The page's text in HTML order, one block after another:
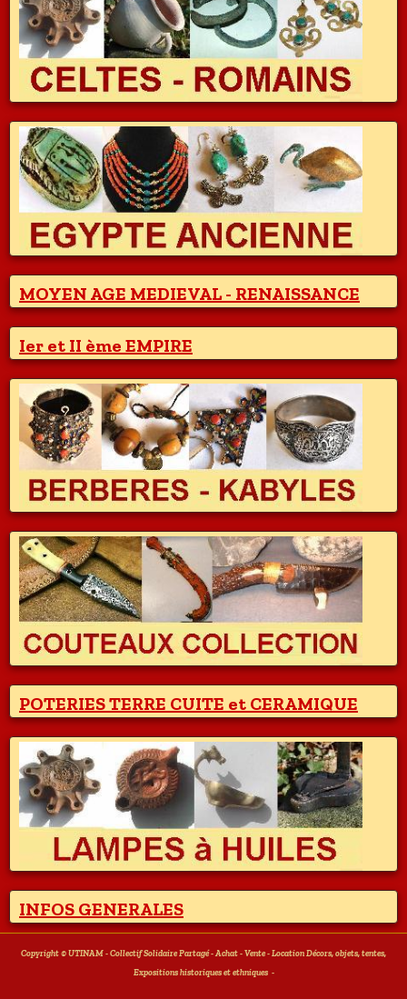
MOYEN AGE MEDIEVAL - RENAISSANCE
Ier et II ème EMPIRE
POTERIES TERRE CUITE et CERAMIQUE
INFOS GENERALES
Copyright © UTINAM - Collectif Solidaire Partagé - Achat - Vente - Location Décors, objets, tentes,
Expositions historiques et ethniques -